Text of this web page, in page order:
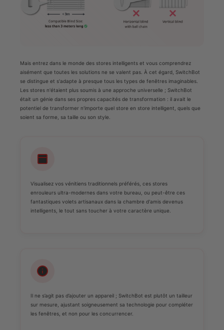
Mais entrez dans le monde des stores intelligents et vous comprendrez
aisément que toutes les solutions ne se valent pas. À cet égard, SwitchBot
se distingue et s'adapte à presque tous les types de fenêtres imaginables.
Les stores n'étaient plus soumis à une approche universelle ; SwitchBot
était un génie dans ses propres capacités de transformation : il avait le
potentiel de transformer n'importe quel store en store intelligent, quels que
soient sa forme, sa taille ou son style.
Visualisez vos vénitiens traditionnels préférés, ces stores
enrouleurs ultra-modernes dans votre bureau, ou peut-être ces
fantastiques volets artisanaux dans la chambre d'amis devenus
intelligents, le tout sans toucher à votre caractère unique.
Il ne s’agit pas d’ajouter un appareil ; SwitchBot est plutôt un tailleur
sur mesure, ajustant soigneusement sa technologie pour compléter
les fenêtres, et non pour les concurrencer.